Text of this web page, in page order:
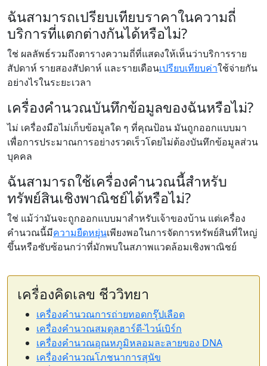
ฉันสามารถเปรียบเทียบราคาในความถี่
บริการที่แตกต่างกันได้หรือไม่?
ใช่ ผลลัพธ์รวมถึงตารางความถี่ที่แสดงให้เห็นว่าบริการราย
สัปดาห์ รายสองสัปดาห์ และรายเดือนเปรียบเทียบค่าใช้จ่ายกัน
อย่างไรในระยะเวลา
เครื่องคำนวณบันทึกข้อมูลของฉันหรือไม่?
ไม่ เครื่องมือไม่เก็บข้อมูลใด ๆ ที่คุณป้อน มันถูกออกแบบมา
เพื่อการประมาณการอย่างรวดเร็วโดยไม่ต้องบันทึกข้อมูลส่วน
บุคคล
ฉันสามารถใช้เครื่องคำนวณนี้สำหรับ
ทรัพย์สินเชิงพาณิชย์ได้หรือไม่?
ใช่ แม้ว่ามันจะถูกออกแบบมาสำหรับเจ้าของบ้าน แต่เครื่อง
คำนวณนี้มีความยืดหยุ่นเพียงพอในการจัดการทรัพย์สินที่ใหญ่
ขึ้นหรือซับซ้อนกว่าที่มักพบในสภาพแวดล้อมเชิงพาณิชย์
เครื่องคิดเลข ชีววิทยา
เครื่องคำนวณการถ่ายทอดกรุ๊ปเลือด
เครื่องคำนวณสมดุลฮาร์ดี-ไวน์เบิร์ก
เครื่องคำนวณอุณหภูมิหลอมละลายของ DNA
เครื่องคำนวณโภชนาการสุนัข